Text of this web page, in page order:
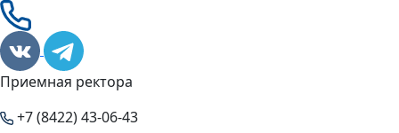
Приемная ректора
+7 (8422) 43-06-43